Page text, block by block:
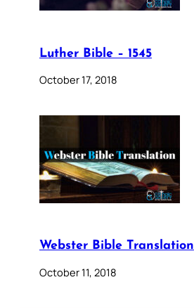
Luther Bible – 1545
October 17, 2018
Webster Bible Translation
October 11, 2018